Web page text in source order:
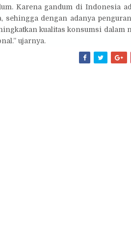
Karena gandum di Indonesia
dengan adanya
kualitas konsumsi dalam
ujarnya.